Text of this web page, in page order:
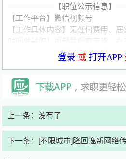
——————【职位公示信息
【工作平台】微信视频号
【工作具体内容】无任何费用、
现招募视频号橱窗带货兼职人员
重承诺：全程不收取任何费用，
费、无任何隐形收费，真正零成
用手机、会操作视频号即可，不需
班，不用长时间投入，利用平时零
登录 或 打开APP
上一条：没有了
下一条： [不限城市]隆回逸新网络